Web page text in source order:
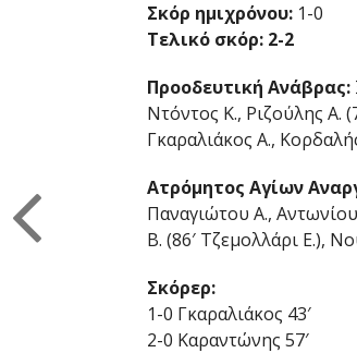
Σκόρ ημιχρόνου: 1-0
Τελικό σκόρ: 2-2
Προοδευτική Ανάβρας:
Ντόντος Κ., Ριζούλης Α.
Γκαραλιάκος Α.,
Ατρόμητος Αγίων
Παναγιώτου Α.,
Β. (86′ Τζεμολλάρι Ε.),
Σκόρερ:
1-0 Γκαραλιάκος 43′
2-0 Καραντώνης 57′